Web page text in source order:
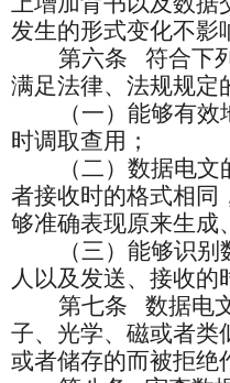
发生的形式变化不影
第六条
符合下
满足法律、法规规定
（一）能够有
时调取查用；
（二）数据电
者接收时的格式相同
够准确表现原来生成
（三）能够识
人以及发送、接收的
第七条
数据电
子、光学、磁或者类
或者储存的而被拒绝